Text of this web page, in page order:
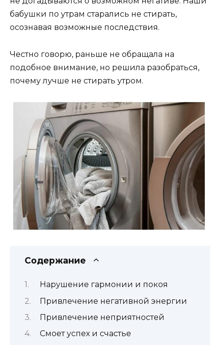
бабушки по утрам старались не стирать,
осознавая возможные последствия.
Честно говорю, раньше не обращала на
подобное внимание, но решила разобраться,
почему лучше не стирать утром.
Содержание
Нарушение гармонии и покоя
Привлечение негативной энергии
Привлечение неприятностей
Смоет успех и счастье